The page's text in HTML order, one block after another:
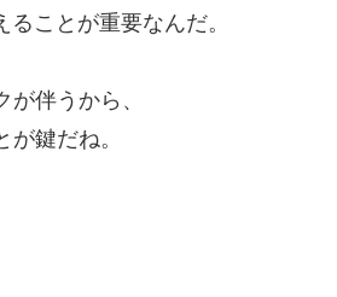
ことが重要なんだ。
伴うから、
鍵だね。